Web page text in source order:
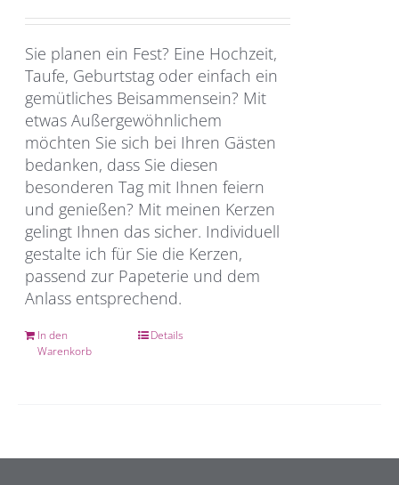
Sie planen ein Fest? Eine Hochzeit,
Taufe, Geburtstag oder einfach ein
gemütliches Beisammensein? Mit
etwas Außergewöhnlichem
möchten Sie sich bei Ihren Gästen
bedanken, dass Sie diesen
besonderen Tag mit Ihnen feiern
und genießen? Mit meinen Kerzen
gelingt Ihnen das sicher. Individuell
gestalte ich für Sie die Kerzen,
passend zur Papeterie und dem
Anlass entsprechend.
In den
Warenkorb
Details